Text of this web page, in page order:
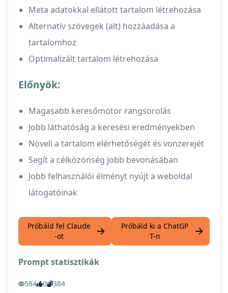
Meta adatokkal ellátott tartalom létrehozása
Alternatív szövegek (alt) hozzáadása a
tartalomhoz
Optimalizált tartalom létrehozása
Előnyök:
Magasabb keresőmotor rangsorolás
Jobb láthatóság a keresési eredményekben
Növeli a tartalom elérhetőségét és vonzerejét
Segít a célközönség jobb bevonásában
Jobb felhasználói élményt nyújt a weboldal
látogatóinak
Próbáld fel Claude
-ot
Próbáld ki a ChatGP
T-n
Prompt statisztikák
584 0 384